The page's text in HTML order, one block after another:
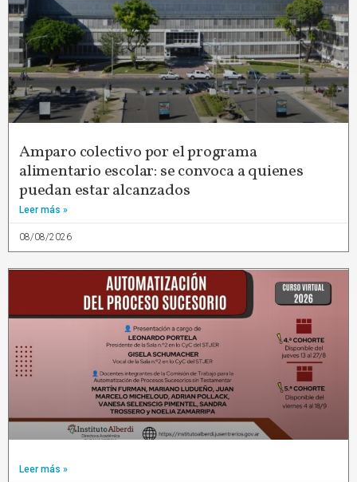
Amparo colectivo por el programa
alimentario escolar: se convoca a quienes
puedan estar alcanzados
Leer más »
08/08/2026
Leer más »